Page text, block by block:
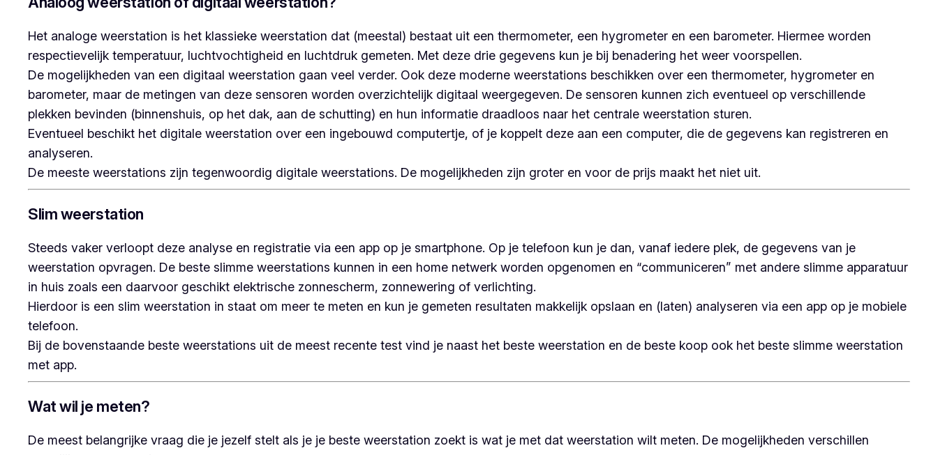
Het analoge weerstation is het klassieke weerstation dat (meestal) bestaat uit een thermometer, een hygrometer en een barometer. Hiermee worden
respectievelijk temperatuur, luchtvochtigheid en luchtdruk gemeten. Met deze drie gegevens kun je bij benadering het weer voorspellen.
De mogelijkheden van een digitaal weerstation gaan veel verder. Ook deze moderne weerstations beschikken over een thermometer, hygrometer en
barometer, maar de metingen van deze sensoren worden overzichtelijk digitaal weergegeven. De sensoren kunnen zich eventueel op verschillende
plekken bevinden (binnenshuis, op het dak, aan de schutting) en hun informatie draadloos naar het centrale weerstation sturen.
Eventueel beschikt het digitale weerstation over een ingebouwd computertje, of je koppelt deze aan een computer, die de gegevens kan registreren en
analyseren.
De meeste weerstations zijn tegenwoordig digitale weerstations. De mogelijkheden zijn groter en voor de prijs maakt het niet uit.
Slim weerstation
Steeds vaker verloopt deze analyse en registratie via een app op je smartphone. Op je telefoon kun je dan, vanaf iedere plek, de gegevens van je
weerstation opvragen. De beste slimme weerstations kunnen in een home netwerk worden opgenomen en “communiceren” met andere slimme apparatuur
in huis zoals een daarvoor geschikt elektrische zonnescherm, zonnewering of verlichting.
Hierdoor is een slim weerstation in staat om meer te meten en kun je gemeten resultaten makkelijk opslaan en (laten) analyseren via een app op je mobiele
telefoon.
Bij de bovenstaande beste weerstations uit de meest recente test vind je naast het beste weerstation en de beste koop ook het beste slimme weerstation
met app.
Wat wil je meten?
De meest belangrijke vraag die je jezelf stelt als je je beste weerstation zoekt is wat je met dat weerstation wilt meten. De mogelijkheden verschillen